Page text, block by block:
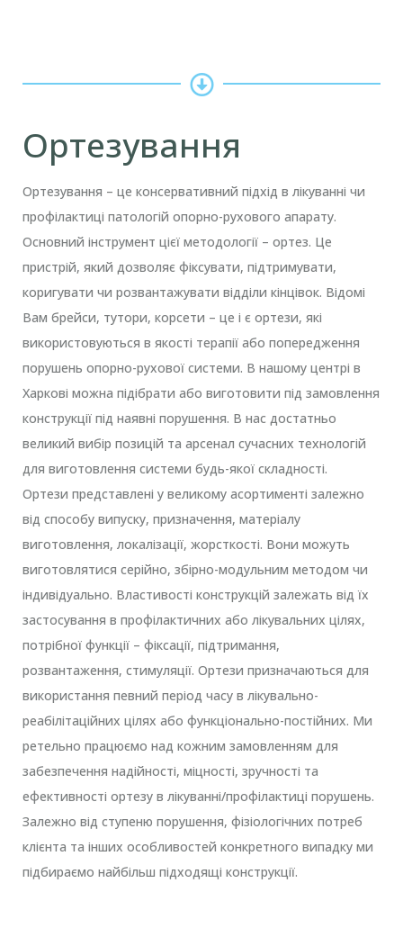
Ортезування
Ортезування – це консервативний підхід в лікуванні чи
профілактиці патологій опорно-рухового апарату.
Основний інструмент цієї методології – ортез. Це
пристрій, який дозволяє фіксувати, підтримувати,
коригувати чи розвантажувати відділи кінцівок. Відомі
Вам брейси, тутори, корсети – це і є ортези, які
використовуються в якості терапії або попередження
порушень опорно-рухової системи. В нашому центрі в
Харкові можна підібрати або виготовити під замовлення
конструкції під наявні порушення. В нас достатньо
великий вибір позицій та арсенал сучасних технологій
для виготовлення системи будь-якої складності.
Ортези представлені у великому асортименті залежно
від способу випуску, призначення, матеріалу
виготовлення, локалізації, жорсткості. Вони можуть
виготовлятися серійно, збірно-модульним методом чи
індивідуально. Властивості конструкцій залежать від їх
застосування в профілактичних або лікувальних цілях,
потрібної функції – фіксації, підтримання,
розвантаження, стимуляції. Ортези призначаються для
використання певний період часу в лікувально-
реабілітаційних цілях або функціонально-постійних. Ми
ретельно працюємо над кожним замовленням для
забезпечення надійності, міцності, зручності та
ефективності ортезу в лікуванні/профілактиці порушень.
Залежно від ступеню порушення, фізіологічних потреб
клієнта та інших особливостей конкретного випадку ми
підбираємо найбільш підходящі конструкції.